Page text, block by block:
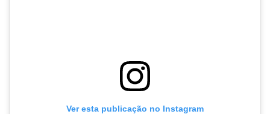
Ver esta publicação no Instagram